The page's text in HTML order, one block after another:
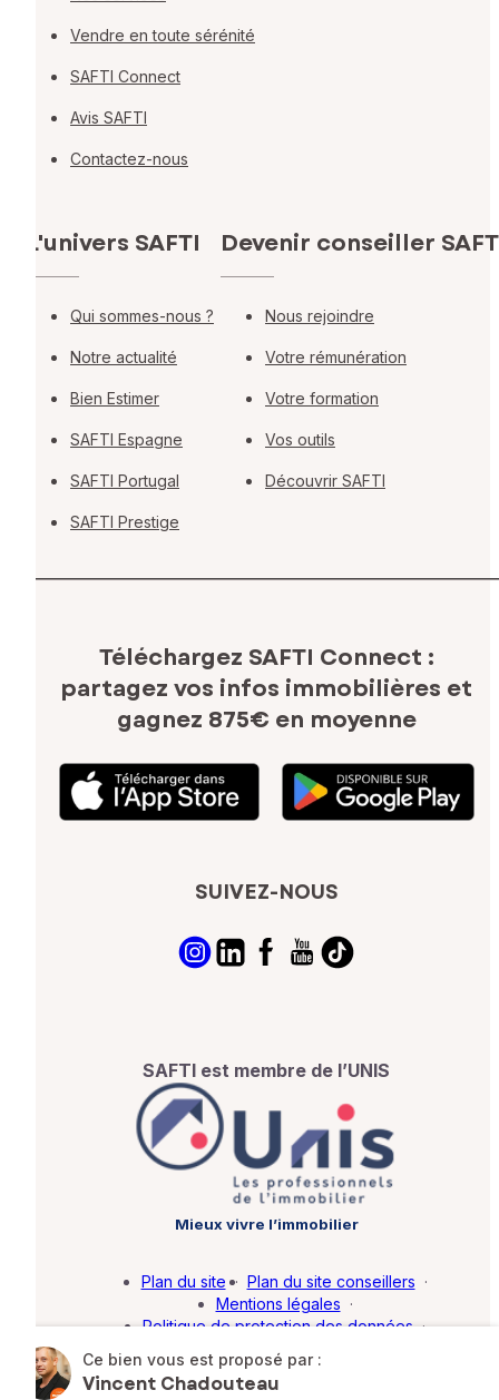
Ce bien vous est proposé par :
Vincent Chadouteau
Vendre en toute sérénité
SAFTI Connect
Avis SAFTI
Contactez-nous
L'univers SAFTI
Qui sommes-nous ?
Notre actualité
Bien Estimer
SAFTI Espagne
SAFTI Portugal
SAFTI Prestige
Devenir conseiller
Nous rejoindre
Votre rémunération
Votre formation
Vos outils
Découvrir SAFTI
Téléchargez SAFTI Connect :
partagez vos infos immobilières et
gagnez 875€ en moyenne
SUIVEZ-NOUS
SAFTI est membre de l’UNIS
Mieux vivre l’immobilier
Plan du site · Plan du site conseillers ·
Mentions légales ·
Politique de protection des données ·